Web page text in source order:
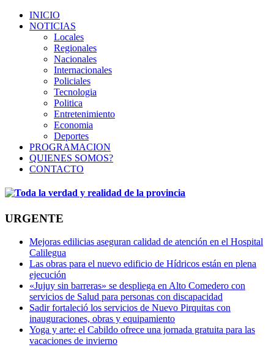
INICIO
NOTICIAS
Locales
Regionales
Nacionales
Internacionales
Policiales
Tecnologia
Politica
Entretenimiento
Economia
Deportes
PROGRAMACION
QUIENES SOMOS?
CONTACTO
URGENTE
Mejoras edilicias aseguran calidad de atención en el Hospital
Calilegua
Las obras para el nuevo edificio de Hídricos están en plena
ejecución
«Jujuy sin barreras» se despliega en Alto Comedero con
servicios de Salud para personas con discapacidad
Sadir fortaleció los servicios de Nuevo Pirquitas con
inauguraciones, obras y equipamiento
Yoga y arte: el Cabildo ofrece una jornada gratuita para las
vacaciones de invierno